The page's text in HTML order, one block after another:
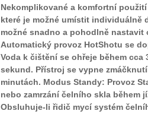
Nekomplikované a komfortní
které je možné umístit
možné snadno a pohodlně
Automatický provoz HotShotu se
Voda k čištění se ohřeje během
sekund. Přístroj se vypne
minutách. Modus Standy: Provoz
nebo zamrzání čelního skla během
Obsluhuje-li řidič mycí systém